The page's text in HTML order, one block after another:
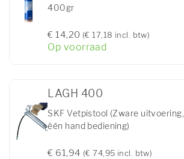
400gr
€ 14,20 (€ 17,18 incl. btw)
Op voorraad
LAGH 400
SKF Vetpistool (Zware uitvoering,
één hand bediening)
€ 61,94 (€ 74,95 incl. btw)